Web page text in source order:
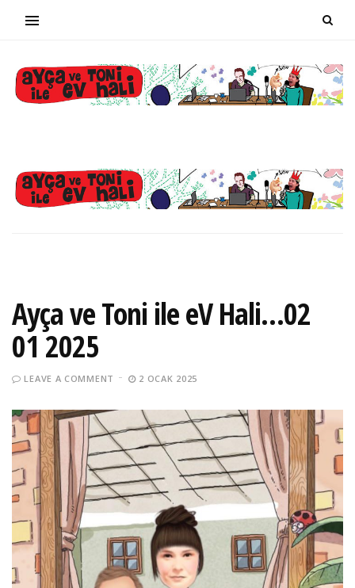
Ayça ve Toni ile eV Hali…02
01 2025
LEAVE A COMMENT 2 OCAK 2025